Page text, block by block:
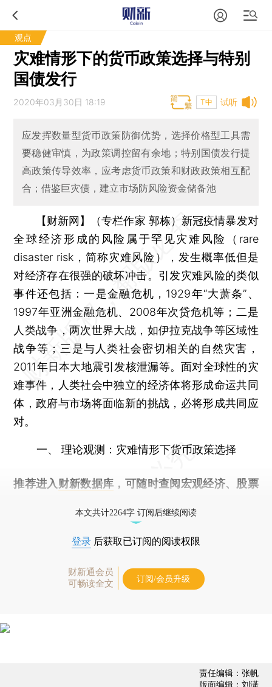
观点
灾难情形下的货币政策选择与特别
国债发行
试听
2020年03月30日 18:19 T中
应发挥数量型货币政策防御优势，选择价格型工具需
要稳健审慎，为政策调控留有余地；特别国债发行提
高政策传导效率，应考虑货币政策和财政政策相互配
合；借鉴巨灾债，建立市场防风险资金储备池
【财新网】（专栏作家 郭栋） 新冠疫情暴发对
全球经济形成的风险属于罕见灾难风险（rare
disaster risk，简称灾难风险），发生概率低但是
对经济存在很强的破坏冲击。引发灾难风险的类似
事件还包括：一是金融危机，1929年“大萧条”、
1997年亚洲金融危机、2008年次贷危机等；二是
人类战争，两次世界大战，如伊拉克战争等区域性
战争等；三是与人类社会密切相关的自然灾害，
2011年日本大地震引发核泄漏等。面对全球性的灾
难事件，人类社会中独立的经济体将形成命运共同
体，政府与市场将面临新的挑战，必将形成共同应
对。
一、 理论观测：灾难情形下货币政策选择
推荐进入 财新数据库 ，可随时查阅宏观经济、股票
本文共计2264字 订阅后继续阅读
登录 后获取已订阅的阅读权限
财新通会员
可畅读全文
订阅/会员升级
责任编辑：张帆
版面编辑：刘潇